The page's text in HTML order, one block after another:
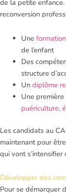
de la petite
reconversion
Une
de l’enfant
Des
structure
Un diplôme
Une
puériculture,
Les candidats au
maintenant pour
qui vont
Développer des
Pour se démarquer